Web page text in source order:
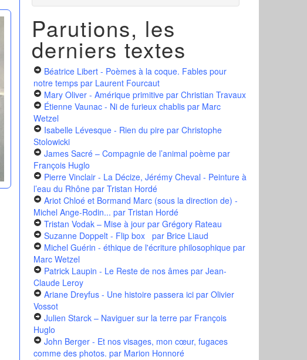
Parutions, les
derniers textes
Béatrice Libert - Poèmes à la coque. Fables pour
notre tempspar Laurent Fourcaut
Mary Oliver - Amérique primitivepar Christian Travaux
Étienne Vaunac - Ni de furieux chablispar Marc
Wetzel
Isabelle Lévesque - Rien du pirepar Christophe
Stolowicki
James Sacré – Compagnie de l’animal poèmepar
François Huglo
Pierre Vinclair - La Décize, Jérémy Cheval - Peinture à
l’eau du Rhônepar Tristan Hordé
Ariot Chloé et Bormand Marc (sous la direction de) -
Michel Ange-Rodin... par Tristan Hordé
Tristan Vodak – Mise à jourpar Grégory Rateau
Suzanne Doppelt - Flip box par Brice Liaud
Michel Guérin - éthique de l'écriture philosophiquepar
Marc Wetzel
Patrick Laupin - Le Reste de nos âmespar Jean-
Claude Leroy
Ariane Dreyfus - Une histoire passera icipar Olivier
Vossot
Julien Starck – Naviguer sur la terrepar François
Huglo
John Berger - Et nos visages, mon cœur, fugaces
comme des photos. par Marion Honnoré